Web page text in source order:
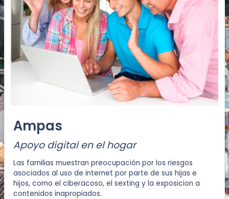
Ampas
Apoyo digital en el hogar
Las familias muestran preocupación por los riesgos
asociados al uso de internet por parte de sus hijas e
hijos, como el ciberacoso, el sexting y la exposicion a
contenidos inapropiados.